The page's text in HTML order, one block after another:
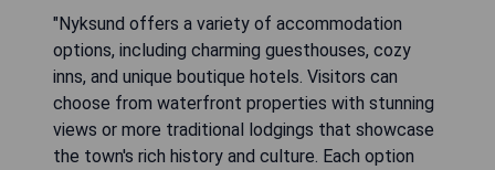
"Nyksund offers a variety of accommodation
options, including charming guesthouses, cozy
inns, and unique boutique hotels. Visitors can
choose from waterfront properties with stunning
views or more traditional lodgings that showcase
the town's rich history and culture. Each option